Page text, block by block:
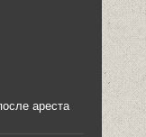
ареста